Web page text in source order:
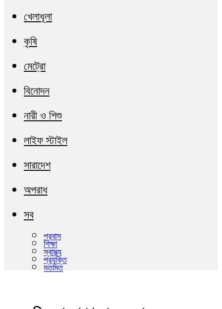
খেলাধূলা
কৃষি
মেট্রো
বিনোদন
নারী ও শিশু
লাইফ স্টাইল
সারাদেশ
অপরাধ
সব
প্রবাস
শিক্ষা
স্বাস্থ্য
প্রযুক্তি
মতামত